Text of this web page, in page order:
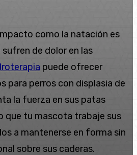
como la natación es
de dolor en las
puede ofrecer
para perros con displasia de
la fuerza en sus patas
que tu mascota trabaje sus
a mantenerse en forma sin
sobre sus caderas.